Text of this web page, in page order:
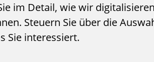
im Detail, wie wir
Steuern Sie über die
Sie interessiert.